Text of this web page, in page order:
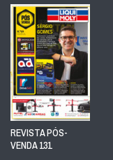
REVISTA PÓS-
VENDA 131